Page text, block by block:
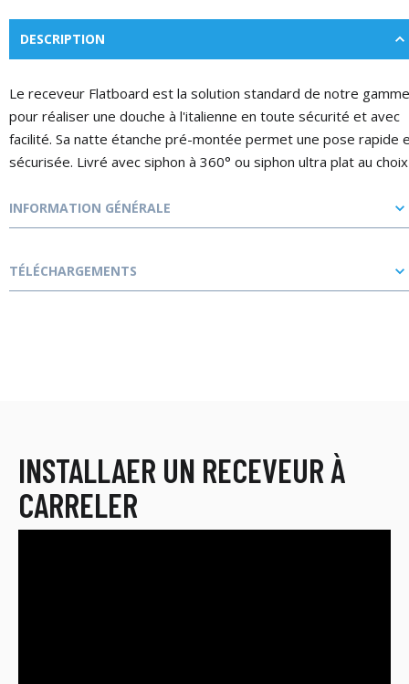
DESCRIPTION
Le receveur Flatboard est la solution standard de notre gamme
pour réaliser une douche à l'italienne en toute sécurité et avec
facilité. Sa natte étanche pré-montée permet une pose rapide
sécurisée. Livré avec siphon à 360° ou siphon ultra plat au choix
INFORMATION GÉNÉRALE
TÉLÉCHARGEMENTS
INSTALLAER UN RECEVEUR À
CARRELER